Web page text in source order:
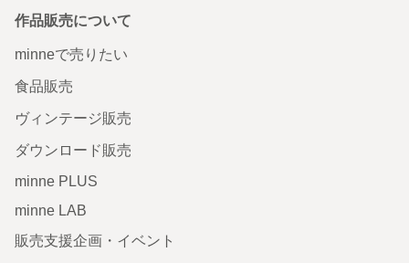
作品販売について
minneで売りたい
食品販売
ヴィンテージ販売
ダウンロード販売
minne PLUS
minne LAB
販売支援企画・イベント